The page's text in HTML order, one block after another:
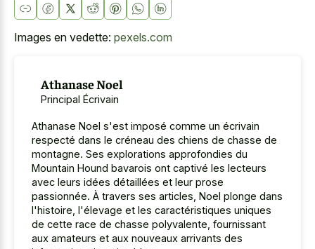
Images en vedette: pexels.com
Athanase Noel
Principal Écrivain
Athanase Noel s'est imposé comme un écrivain
respecté dans le créneau des chiens de chasse de
montagne. Ses explorations approfondies du
Mountain Hound bavarois ont captivé les lecteurs
avec leurs idées détaillées et leur prose
passionnée. À travers ses articles, Noel plonge dans
l'histoire, l'élevage et les caractéristiques uniques
de cette race de chasse polyvalente, fournissant
aux amateurs et aux nouveaux arrivants des